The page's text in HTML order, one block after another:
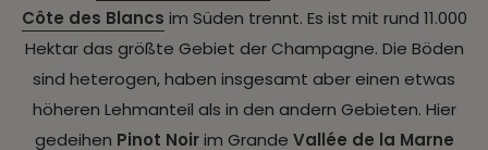
Côte des Blancs im Süden trennt. Es ist mit rund 11.000
Hektar das größte Gebiet der Champagne. Die Böden
sind heterogen, haben insgesamt aber einen etwas
höheren Lehmanteil als in den andern Gebieten. Hier
gedeihen Pinot Noirim Grande Vallée de la Marne